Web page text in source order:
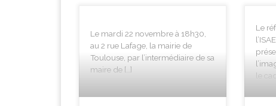
Le mardi 22 novembre à 18h30,
au 2 rue Lafage, la mairie de
Toulouse, par l’intermédiaire de sa
maire de […]
Le
le